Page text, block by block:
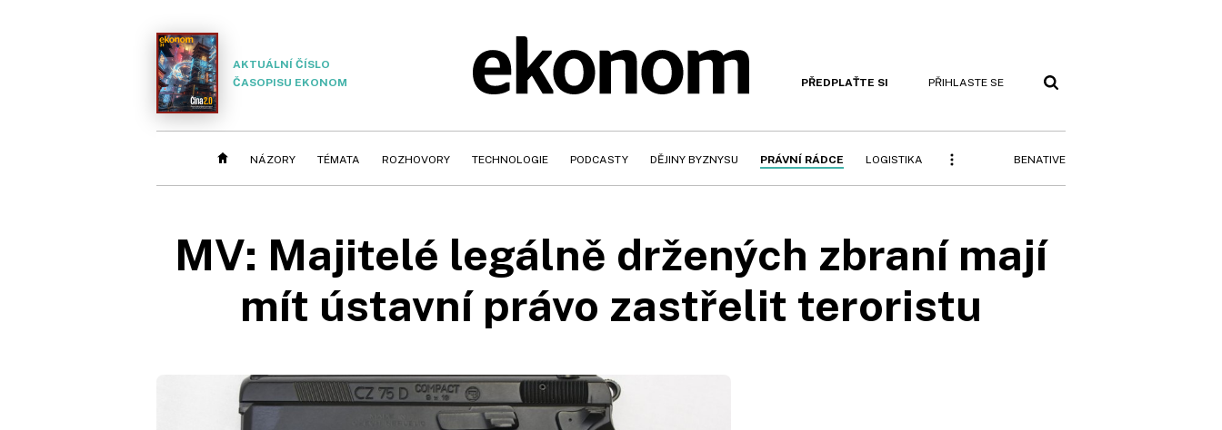
AKTUÁLNÍ ČÍSLO
ČASOPISU EKONOM
PŘEDPLAŤTE SI PŘIHLASTE SE
NÁZORY TÉMATA ROZHOVORY TECHNOLOGIE PODCASTY DĚJINY BYZNYSU PRÁVNÍ RÁDCE LOGISTIKA BENATIVE
MV: Majitelé legálně držených zbraní mají
mít ústavní právo zastřelit teroristu